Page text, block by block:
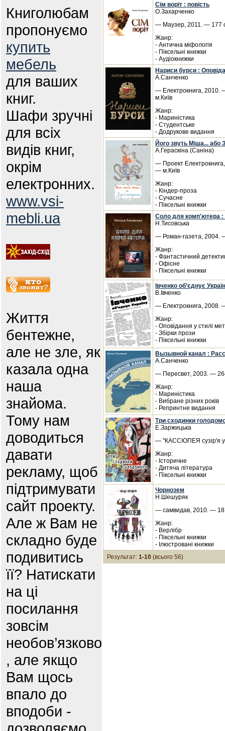
Книголюбам
пропонуємо
купить
мебель
для ваших
книг.
Шафи зручні
для всіх
видів книг,
окрім
електронних.
www.vsi-
mebli.ua
Життя
бентежне,
але не зле, як
казала одна
наша
знайома.
Тому нам
доводиться
давати
рекламу, щоб
підтримувати
сайт проекту.
Але ж Вам не
складно буде
подивитись
її? Натискати
на ці
посилання
зовсім
необов’язково
, але якщо
Вам щось
впало до
вподоби -
Сім воріт : повість
О.Захарченко
— Маузер, 2011. — 177
Жанр:
- Антична міфологія
- Піксельні книжки
- Аудіокнижки
Нариси бурси :
А.Санченко
— Електрокнига, 2010.
м.Київ
Жанр:
- Мариністика
- Студентське
- Додрукове видання
Його звуть Міша... або
А.Гераскіна (Саніна)
— Проект
— м.Київ
Жанр:
- Кіндер-проза
- Сучасне
- Піксельні книжки
Соло для комп'ютера :
Н.Тисовська
— Роман-газета, 2004.
Жанр:
- Фантастичний
- Офісне
- Піксельні книжки
Івченко об’єднує
В.Івченко
— Електрокнига, 2008.
Жанр:
- Оповідання у стилі
- Збірки прози
- Піксельні книжки
Вызывной канал :
А.Санченко
— Пересвет, 2003. —
Жанр:
- Мариністика
- Вибране різних років
- Репринтне видання
Три сходинки
Е.Заржицька
— "КАССІОПЕЯ сузір'я
Жанр:
- Історичне
- Дитяча література
- Піксельні книжки
Чорнозем
Н.Шешуряк
— самвидав, 2010. — 18
Жанр:
- Верлібр
- Піксельні книжки
- Ілюстровані книжки
Результат: 1-10 (всього 56)